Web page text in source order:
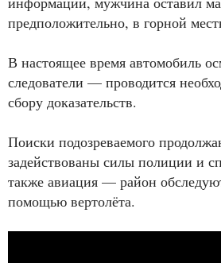
предположительно, в горной
В настоящее время автомобиль
следователи — проводится
сбору доказательств.
Поиски подозреваемого
задействованы силы полиции и
также авиация — район
помощью вертолёта.